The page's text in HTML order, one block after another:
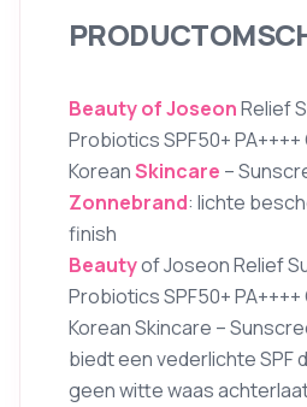
Beauty of JoseonRelief
Probiotics SPF50+
KoreanSkincare –
Zonnebrand: lichte
finish
Beautyof Joseon Relief
Probiotics SPF50+
Korean Skincare –
biedt een vederlichte SPF
geen witte waas